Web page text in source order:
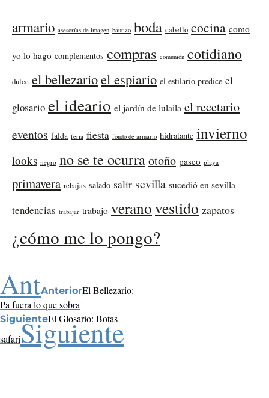
armario asesorías de imagen bautizo boda cabello cocina como
yo lo hago complementos compras comunión cotidiano
dulce el bellezarioel espiario el estilario predice el
glosario el ideario el jardín de lulaila el recetario
eventos falda feria fiesta fondo de armario hidratante invierno
looks negro no se te ocurraotoño paseo playa
primavera rebajas salado salir sevilla sucedió en sevilla
tendencias trabajar trabajo veranovestido zapatos
¿cómo me lo pongo?
AntAnteriorEl Bellezario:
Pa fuera lo que sobra
SiguienteEl Glosario: Botas
safariSiguiente